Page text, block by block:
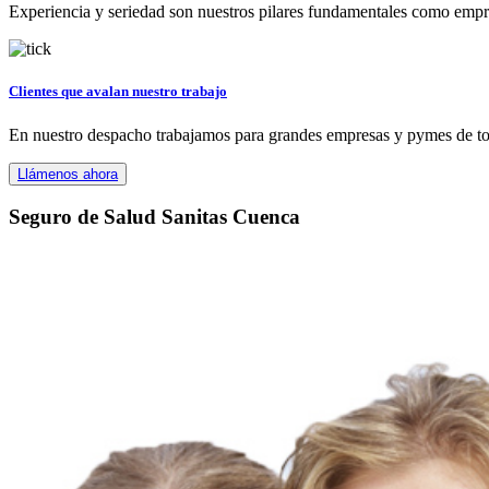
Experiencia y seriedad son nuestros pilares fundamentales como
Clientes que avalan nuestro trabajo
En nuestro despacho trabajamos para grandes empresas y pymes de
Llámenos ahora
Seguro de Salud Sanitas Cuenca